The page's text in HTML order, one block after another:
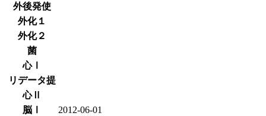
外後発使
外化１
外化２
菌
心Ⅰ
リデータ提
心Ⅱ
脳Ⅰ
2012-06-01